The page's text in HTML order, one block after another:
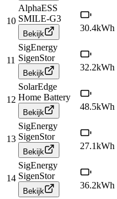
10
AlphaESS
SMILE-G3
Bekijk
30.4kWh
11
SigEnergy
SigenStor
Bekijk
32.2kWh
12
SolarEdge
Home Battery
Bekijk
48.5kWh
13
SigEnergy
SigenStor
Bekijk
27.1kWh
14
SigEnergy
SigenStor
Bekijk
36.2kWh